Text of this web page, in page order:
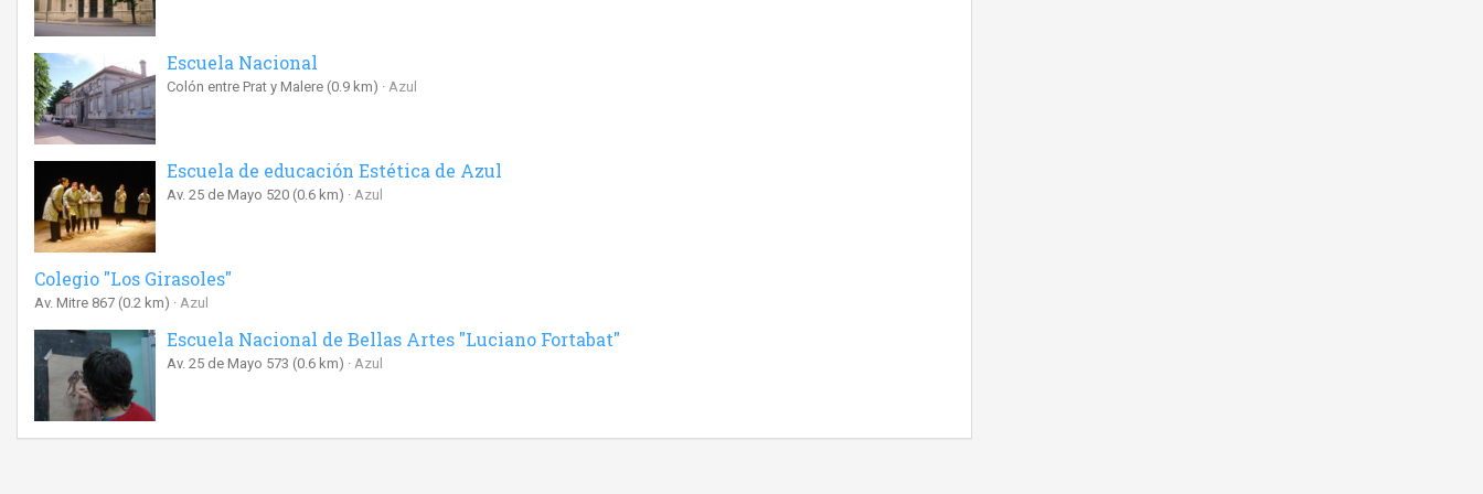
Escuela Nacional
Colón entre Prat y Malere (0.9 km) Azul
Escuela de educación Estética de Azul
Av. 25 de Mayo 520 (0.6 km) Azul
Colegio "Los Girasoles"
Av. Mitre 867 (0.2 km) Azul
Escuela Nacional de Bellas Artes "Luciano Fortabat"
Av. 25 de Mayo 573 (0.6 km) Azul